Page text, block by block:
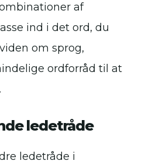
af
ind i det ord, du
om sprog,
ordforråd til at
ledetråde
ledetråde i